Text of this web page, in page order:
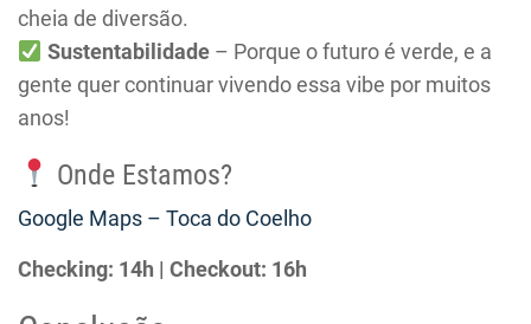
cheia de diversão.
Sustentabilidade– Porque o futuro é verde, e a
gente quer continuar vivendo essa vibe por muitos
anos!
Onde Estamos?
Google Maps – Toca do Coelho
Checking: 14h | Checkout: 16h